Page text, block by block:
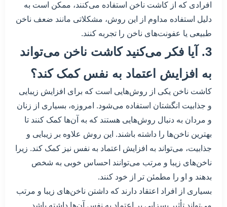
افرادی که از کاشت ناخن استفاده می‌کنند، ممکن است به
دلیل استفاده مداوم از این روش، مشکلاتی مانند ضعف ناخن
طبیعی یا عفونت‌های ناخن را تجربه کنند.
3. آیا فکر می‌کنید کاشت ناخن می‌تواند
به افزایش اعتماد به نفس کمک کند؟
کاشت ناخن یکی از روش‌هایی است که برای افزایش زیبایی
و جذابیت انگشتان استفاده می‌شود. امروزه، بسیاری از زنان
و مردان به دنبال روش‌هایی هستند که به آن‌ها کمک کنند تا
بهترین ناخن‌ها را داشته باشند. این روش علاوه بر زیبایی و
جذابیت، می‌تواند به افزایش اعتماد به نفس نیز کمک کند. زیرا
ناخن‌های زیبا و مرتب می‌توانند احساس خوبی به شخص
بدهند و او را مطمئن تر از خود کنند.
بسیاری از افراد اعتقاد دارند که داشتن ناخن‌های زیبا و مرتب
می‌تواند تأثیر بسزایی بر اعتماد به نفس آن‌ها داشته باشد.